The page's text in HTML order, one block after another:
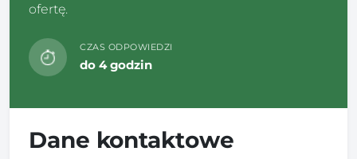
ofertę.
CZAS ODPOWIEDZI
do 4 godzin
Dane kontaktowe